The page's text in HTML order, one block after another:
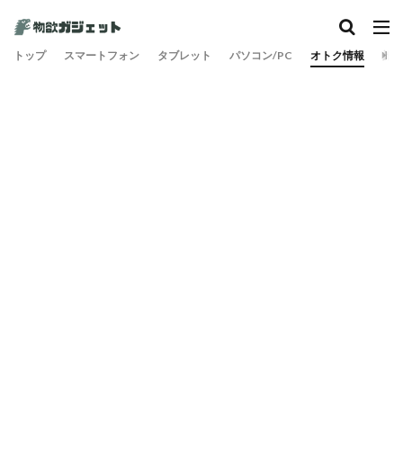
トップ スマートフォン タブレット パソコン/PC オトク情報 旅